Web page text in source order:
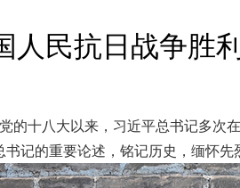
民抗日战争胜
的十八大以来，习近平总书记多
记的重要论述，铭记历史，缅怀